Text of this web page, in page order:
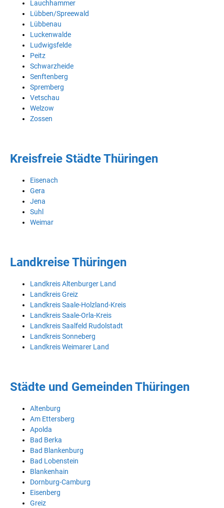
Lauchhammer
Lübben/Spreewald
Lübbenau
Luckenwalde
Ludwigsfelde
Peitz
Schwarzheide
Senftenberg
Spremberg
Vetschau
Welzow
Zossen
Kreisfreie Städte Thüringen
Eisenach
Gera
Jena
Suhl
Weimar
Landkreise Thüringen
Landkreis Altenburger Land
Landkreis Greiz
Landkreis Saale-Holzland-Kreis
Landkreis Saale-Orla-Kreis
Landkreis Saalfeld Rudolstadt
Landkreis Sonneberg
Landkreis Weimarer Land
Städte und Gemeinden Thüringen
Altenburg
Am Ettersberg
Apolda
Bad Berka
Bad Blankenburg
Bad Lobenstein
Blankenhain
Dornburg-Camburg
Eisenberg
Greiz